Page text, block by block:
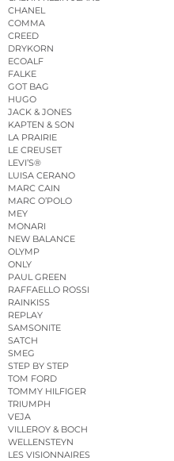
CHANEL
COMMA
CREED
DRYKORN
ECOALF
FALKE
GOT BAG
HUGO
JACK & JONES
KAPTEN & SON
LA PRAIRIE
LE CREUSET
LEVI’S®
LUISA CERANO
MARC CAIN
MARC O’POLO
MEY
MONARI
NEW BALANCE
OLYMP
ONLY
PAUL GREEN
RAFFAELLO ROSSI
RAINKISS
REPLAY
SAMSONITE
SATCH
SMEG
STEP BY STEP
TOM FORD
TOMMY HILFIGER
TRIUMPH
VEJA
VILLEROY & BOCH
WELLENSTEYN
LES VISIONNAIRES